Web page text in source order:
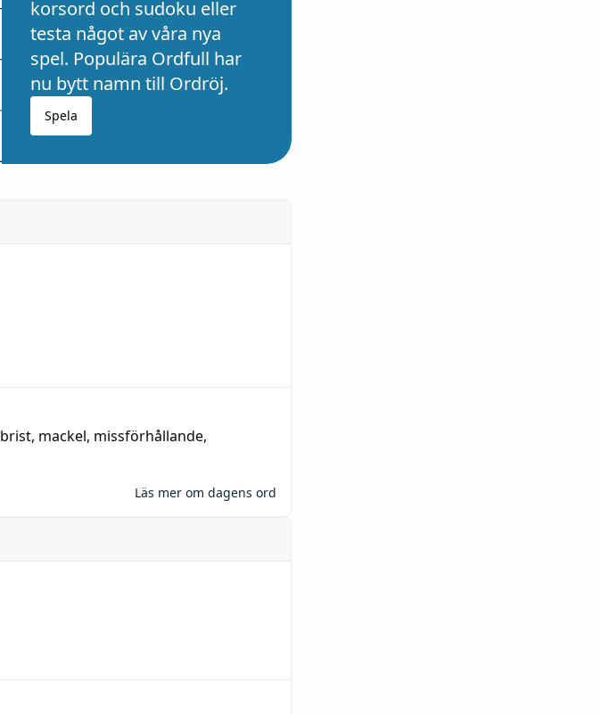
korsord och sudoku eller
testa något av våra nya
spel. Populära Ordfull har
nu bytt namn till Ordröj.
Spela
brist, mackel, missförhållande,
Läs mer om dagens ord